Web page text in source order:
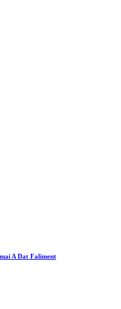
A Dat Faliment